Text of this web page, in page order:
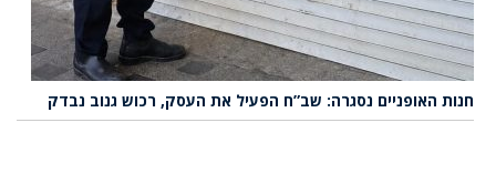
חנות האופניים נסגרה: שב”ח הפעיל את העסק, רכוש גנוב נבדק